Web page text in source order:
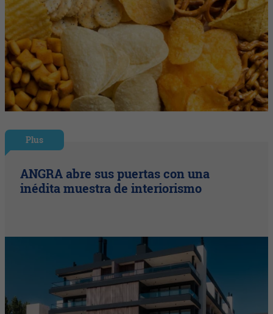
Plus
ANGRA abre sus puertas con una
inédita muestra de interiorismo